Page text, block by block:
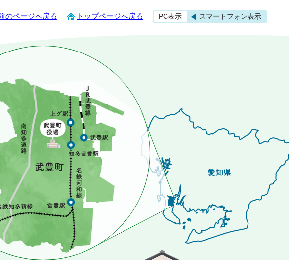
のページへ戻る トップページへ戻る PC表示 スマートフォン表示